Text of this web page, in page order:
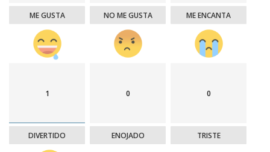
ME GUSTA NO ME GUSTA ME ENCANTA
1
DIVERTIDO
0
ENOJADO
0
TRISTE